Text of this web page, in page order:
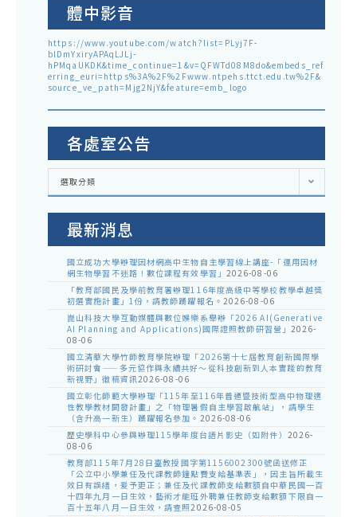
體中影音
https://www.youtube.com/watch?list=PLyj7F-
blDmYxiryAPAqLJLj-
hPMqaUKDK&time_continue=1&v=QFWTd08M8do&embeds_ref
erring_euri=https%3A%2F%2Fwww.ntpehs.ttct.edu.tw%2F&
source_ve_path=Mjg2NjY&feature=emb_logo
各處室公告
各
室
選取分類
最新消息
國立成功大學辦理因材網高中生物自主學習線上講座-「運用因材
網生物學習不迷路！數位課程有效學習」 2026-08-06
「教育部國民及學前教育署辦理116年度高級中等學校教學卓越獎
初選實施計畫」1份，請教師踴躍報名。 2026-08-06
崑山科技大學互動媒體與數位娛樂系舉辦「2026 AI(Generative
AI Planning and Applications)國際證照教師研習營」 2026-
08-06
國立清華大學竹師教育學院辦理「2026第十七屆教育創新國際學
術研討會——多元協作與永續共好～從科技創新到人本實踐的教育
新視野」徵稿資訊2026-08-06
國立彰化師範大學辦理「115年至116年普通暨技術型高中物理適
性教學教材開發計畫」之「物理暑假自主學習啟航站」，請學生
（含升高一新生）踴躍報名參加。 2026-08-06
歷史學科中心參與辦理115學年度台語片影史（如附件） 2026-
08-06
教育部115年7月28日臺教授國字第1156002300號函送修正
「公立中小學兼任及代課教師鐘點費支給基準表」，因主旨所載生
效日有誤繕，爰予更正；兼任及代課教師支給數額自中華民國一百
十四年九月一日生效，藝術才能班外聘兼任教師支給數額下限自一
百十五年八月一日生效，請查照2026-08-05